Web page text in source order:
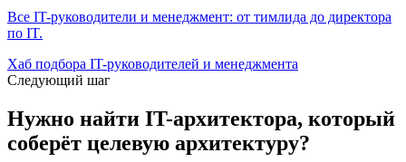
Все IT-руководители и менеджмент: от тимлида до директора
по IT.
Хаб подбора IT-руководителей и менеджмента
Следующий шаг
Нужно найти IT-архитектора, который
соберёт целевую архитектуру?